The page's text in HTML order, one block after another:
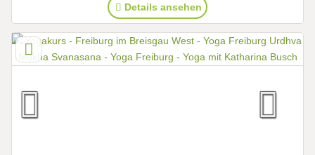
Details ansehen